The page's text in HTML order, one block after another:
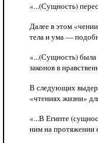
«...(Сущность)
Далее в этом
тела и ума —
«...(Сущность) была
законов в
В следующих
«чтениях жизни»
«...В Египте
ним на протяжении